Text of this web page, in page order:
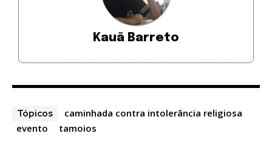
Kauã Barreto
Tópicos
caminhada contra intolerância religiosa
evento
tamoios